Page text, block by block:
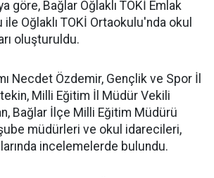
göre, Bağlar Oğlaklı TOKİ Emlak
ile Oğlaklı TOKİ Ortaokulu'nda okul
oluşturuldu.
Necdet Özdemir, Gençlik ve Spor İl
Milli Eğitim İl Müdür Vekili
Bağlar İlçe Milli Eğitim Müdürü
müdürleri ve okul idarecileri,
incelemelerde bulundu.